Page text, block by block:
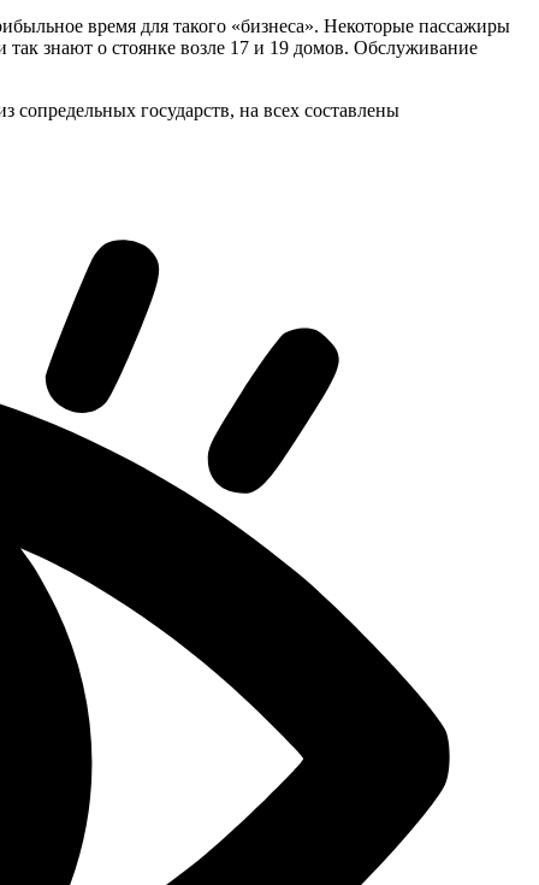
время для такого «бизнеса». Некоторые пассажиры
знают о стоянке возле 17 и 19 домов. Обслуживание
сопредельных государств, на всех составлены